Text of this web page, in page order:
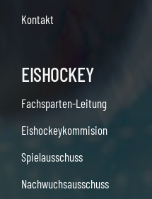
Kontakt
EISHOCKEY
Fachsparten-Leitung
Eishockeykommision
Spielausschuss
Nachwuchsausschuss